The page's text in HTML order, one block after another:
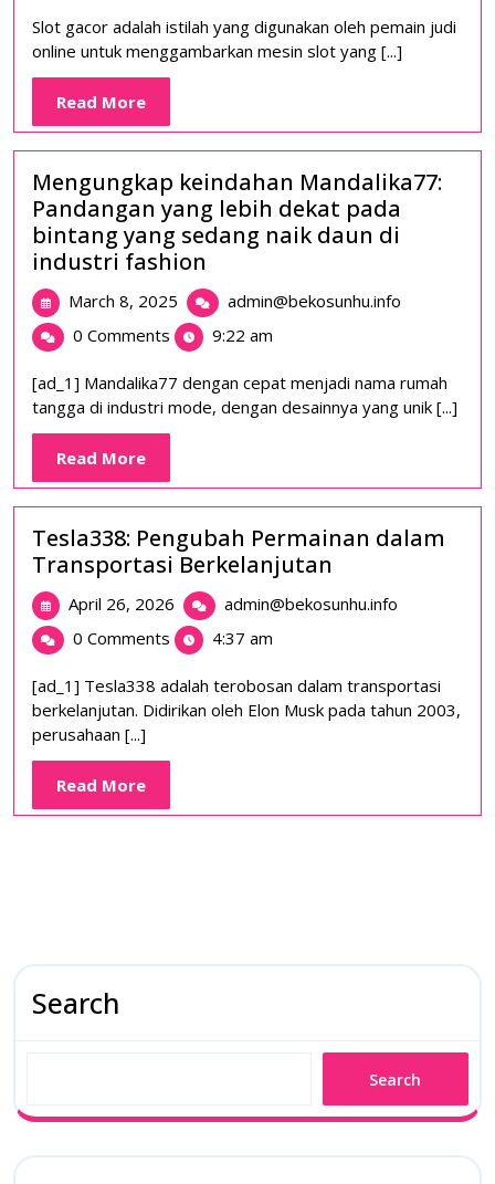
RTP
Menang
Lebih
Banyak
di
Slot
Slot gacor adalah istilah yang digunakan oleh pemain judi
online untuk menggambarkan mesin slot yang [...]
Read MoreRead
More
Mengungkap keindahan Mandalika77:
Pandangan yang lebih dekat pada
bintang yang sedang naik daun di
industri fashion
March 8, 2025 March
8,
2025
admin@bekosunhu.info
yang
lebih
bintang
yang
sedang
0 Comments 9:22 am
[ad_1] Mandalika77 dengan cepat menjadi nama rumah
tangga di industri mode, dengan desainnya yang unik [...]
Read MoreRead
More
Tesla338: Pengubah Permainan dalam
Transportasi Berkelanjutan
April 26, 2026 April
26,
2026
admin@bekosunhu.info
Transportasi
0 Comments 4:37 am
[ad_1] Tesla338 adalah terobosan dalam transportasi
berkelanjutan. Didirikan oleh Elon Musk pada tahun 2003,
perusahaan [...]
Read MoreRead
More
Search
Search